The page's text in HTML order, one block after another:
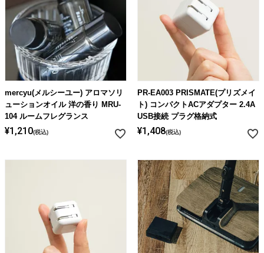
mercyu(メルシーユー) アロマソリ
ューションオイル 洋の香り MRU-
104 ルームフレグランス
¥1,210 税込
PR-EA003 PRISMATE(プリズメイ
ト) コンパクトACアダプター 2.4A
USB接続 プラグ格納式
¥1,408 税込